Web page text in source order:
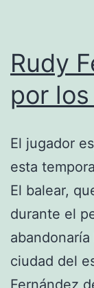
Rudy
por
El jugador
esta
El balear,
durante el
ciudad del
Fernández